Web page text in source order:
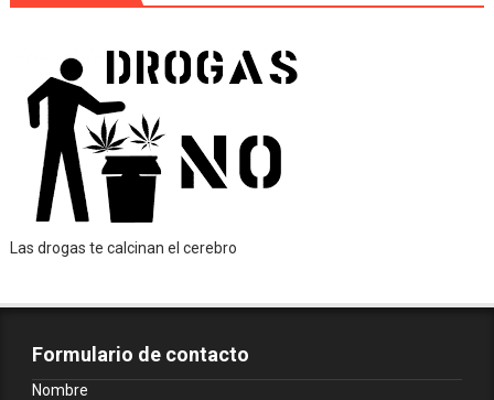
Las drogas te calcinan el cerebro
Formulario de contacto
Nombre